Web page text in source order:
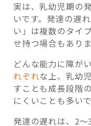
実は、乳幼児期の
いです。発達の遅
い」は複数のタイ
せ持つ場合もありま
どんな能力に障が
れぞれな上、乳幼
すことも成長段階
にくいことも多いで
発達の遅れは、2